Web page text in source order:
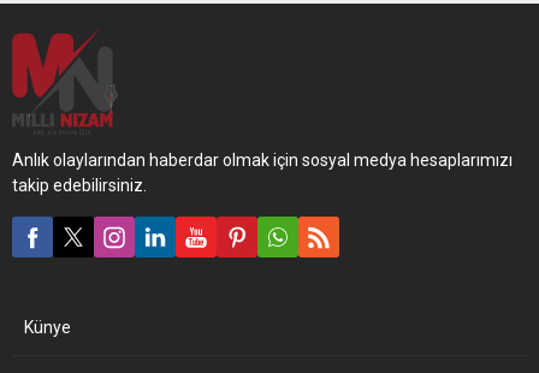
Anlık olaylarından haberdar olmak için sosyal medya hesaplarımızı
takip edebilirsiniz.
Künye